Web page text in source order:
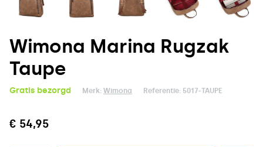
Wimona Marina Rugzak
Taupe
Gratis bezorgd Merk: Wimona Referentie: 5017-TAUPE
€ 54,95